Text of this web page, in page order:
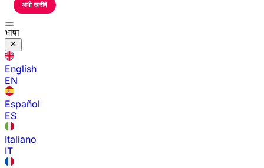
अभी खरीदें
भाषा
English
EN
Español
ES
Italiano
IT